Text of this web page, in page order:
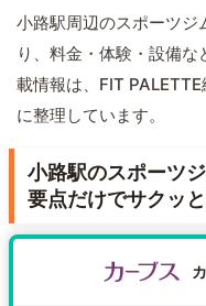
小路駅周辺のスポーツジ
り、料金・体験・設備
載情報は、FIT
に整理しています。
小路駅のスポーツ
要点だけでサクッ